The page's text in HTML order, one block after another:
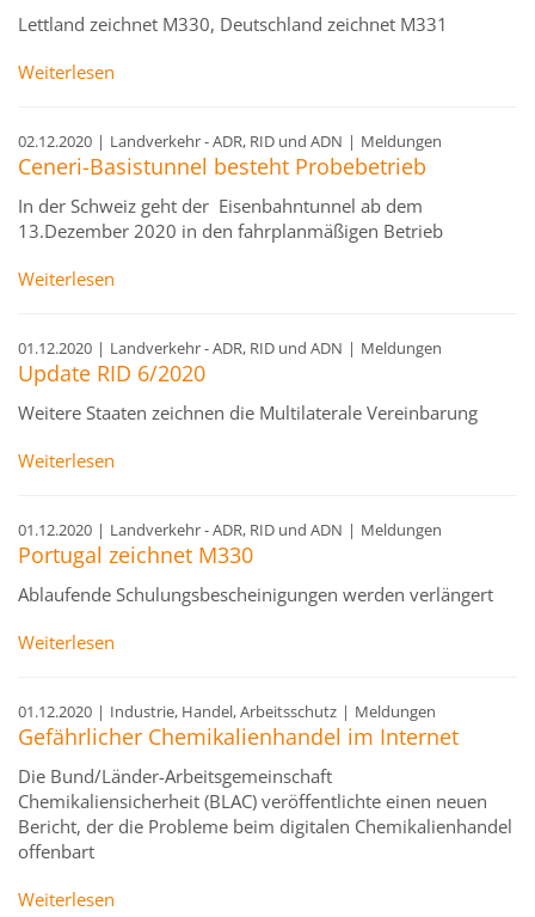
Lettland zeichnet M330, Deutschland zeichnet M331
Weiterlesen
02.12.2020 | Landverkehr - ADR, RID und ADN | Meldungen
Ceneri-Basistunnel besteht Probebetrieb
In der Schweiz geht der Eisenbahntunnel ab dem
13.Dezember 2020 in den fahrplanmäßigen Betrieb
Weiterlesen
01.12.2020 | Landverkehr - ADR, RID und ADN | Meldungen
Update RID 6/2020
Weitere Staaten zeichnen die Multilaterale Vereinbarung
Weiterlesen
01.12.2020 | Landverkehr - ADR, RID und ADN | Meldungen
Portugal zeichnet M330
Ablaufende Schulungsbescheinigungen werden verlängert
Weiterlesen
01.12.2020 | Industrie, Handel, Arbeitsschutz | Meldungen
Gefährlicher Chemikalienhandel im Internet
Die Bund/Länder-Arbeitsgemeinschaft
Chemikaliensicherheit (BLAC) veröffentlichte einen neuen
Bericht, der die Probleme beim digitalen Chemikalienhandel
offenbart
Weiterlesen